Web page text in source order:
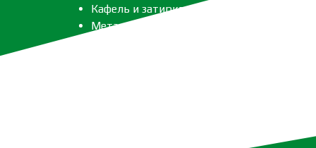
Кафель и затирка
Металлоизделия